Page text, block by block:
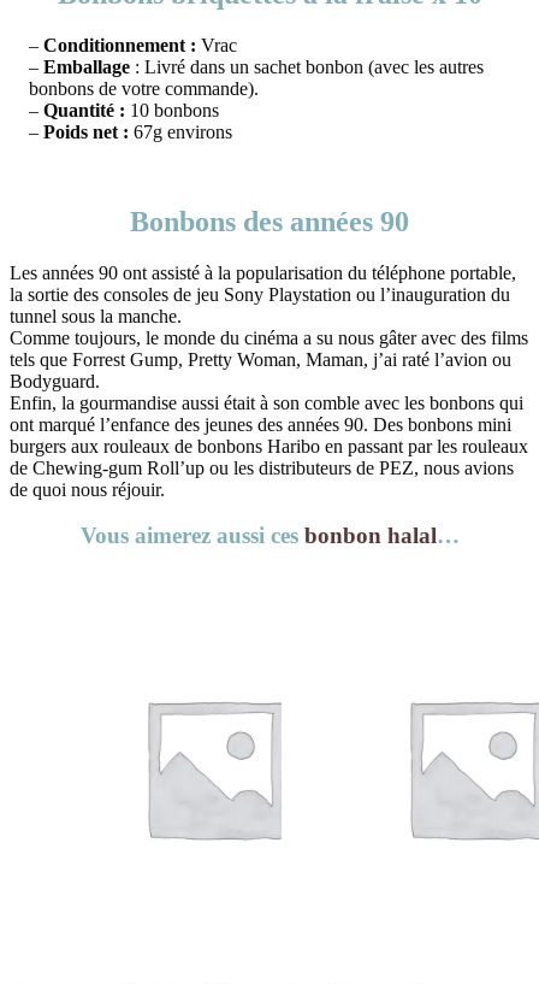
– Conditionnement : Vrac
– Emballage : Livré dans un sachet bonbon (avec les autres
bonbons de votre commande).
– Quantité : 10 bonbons
– Poids net : 67g environs
Bonbons des années 90
Les années 90 ont assisté à la popularisation du téléphone portable,
la sortie des consoles de jeu Sony Playstation ou l’inauguration du
tunnel sous la manche.
Comme toujours, le monde du cinéma a su nous gâter avec des films
tels que Forrest Gump, Pretty Woman, Maman, j’ai raté l’avion ou
Bodyguard.
Enfin, la gourmandise aussi était à son comble avec les bonbons qui
ont marqué l’enfance des jeunes des années 90. Des bonbons mini
burgers aux rouleaux de bonbons Haribo en passant par les rouleaux
de Chewing-gum Roll’up ou les distributeurs de PEZ, nous avions
de quoi nous réjouir.
Vous aimerez aussi ces bonbon halal…